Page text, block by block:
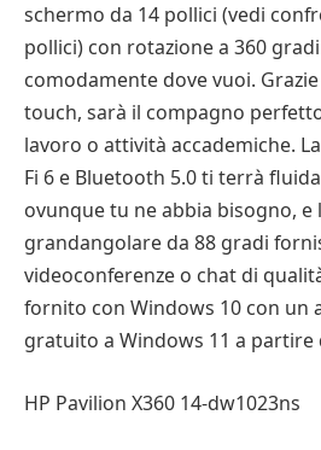
schermo da 14 pollici (vedi
pollici) con rotazione a 360
comodamente dove vuoi.
touch, sarà il compagno
lavoro o attività accademiche.
Fi 6 e Bluetooth 5.0 ti terrà
ovunque tu ne abbia bisogno, e
grandangolare da 88 gradi
videoconferenze o chat di
fornito con Windows 10 con un
gratuito a Windows 11 a partire
HP Pavilion X360 14-dw1023ns